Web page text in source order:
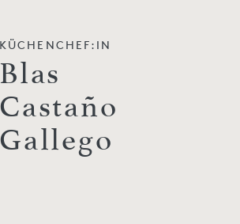
KÜCHENCHEF:IN
Blas
Castaño
Gallego